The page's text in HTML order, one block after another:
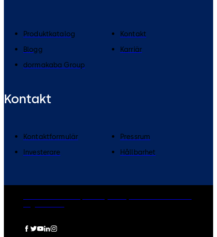
Produktkatalog
Kontakt
Blogg
Karriär
dormakaba Group
Kontakt
Kontaktformulär
Pressrum
Investerare
Hållbarhet